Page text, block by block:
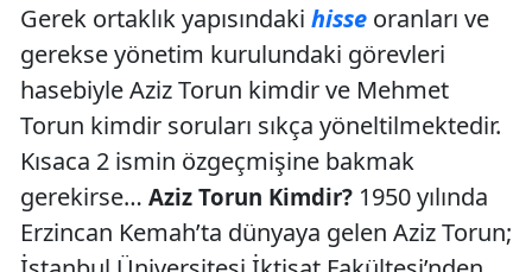
Gerek ortaklık yapısındaki hisse oranları ve
gerekse yönetim kurulundaki görevleri
hasebiyle Aziz Torun kimdir ve Mehmet
Torun kimdir soruları sıkça yöneltilmektedir.
Kısaca 2 ismin özgeçmişine bakmak
gerekirse… Aziz Torun Kimdir? 1950 yılında
Erzincan Kemah’ta dünyaya gelen Aziz Torun;